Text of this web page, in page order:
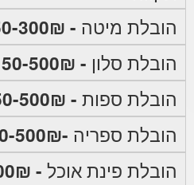
הובלת מיטה - 150-300₪
הובלת סלון - 150-500₪
הובלת ספות - 150-500₪
הובלת ספריה -150-500₪
הובלת פינת אוכל - 200-500₪